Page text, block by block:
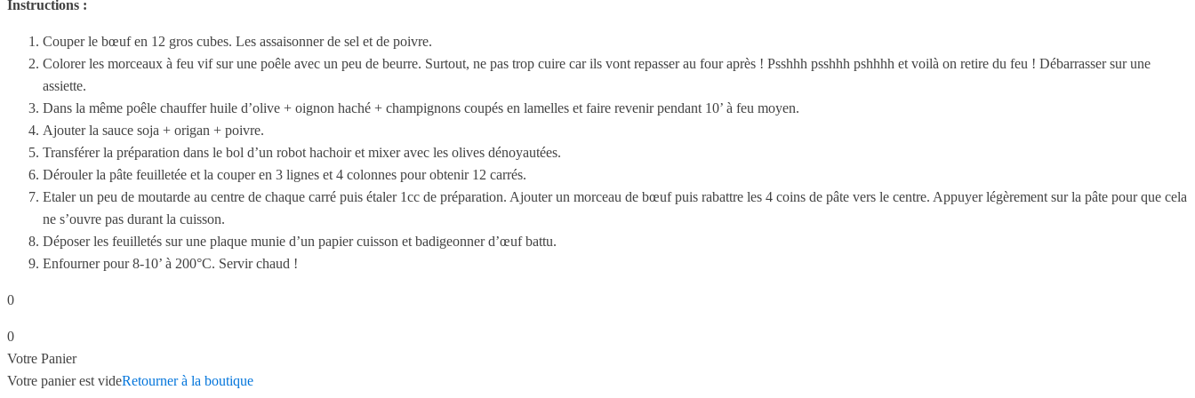
Instructions :
Couper le bœuf en 12 gros cubes. Les assaisonner de sel et de poivre.
Colorer les morceaux à feu vif sur une poêle avec un peu de beurre. Surtout, ne pas trop cuire car ils vont repasser au four après ! Psshhh psshhh pshhhh et voilà on retire du feu ! Débarrasser sur une
assiette.
Dans la même poêle chauffer huile d’olive + oignon haché + champignons coupés en lamelles et faire revenir pendant 10’ à feu moyen.
Ajouter la sauce soja + origan + poivre.
Transférer la préparation dans le bol d’un robot hachoir et mixer avec les olives dénoyautées.
Dérouler la pâte feuilletée et la couper en 3 lignes et 4 colonnes pour obtenir 12 carrés.
Etaler un peu de moutarde au centre de chaque carré puis étaler 1cc de préparation. Ajouter un morceau de bœuf puis rabattre les 4 coins de pâte vers le centre. Appuyer légèrement sur la pâte pour que cela
ne s’ouvre pas durant la cuisson.
Déposer les feuilletés sur une plaque munie d’un papier cuisson et badigeonner d’œuf battu.
Enfourner pour 8-10’ à 200°C. Servir chaud !
0
0
Votre Panier
Votre panier est videRetourner à la boutique